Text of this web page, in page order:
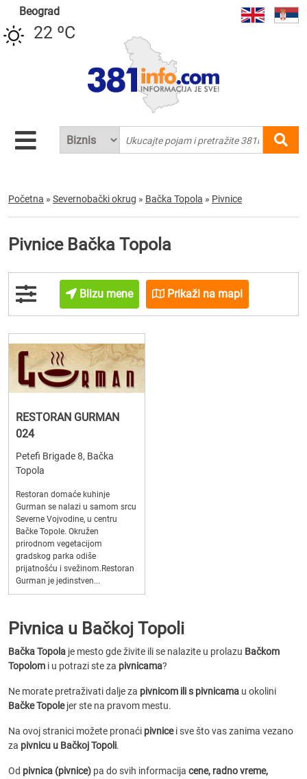
Beograd
22 ºC
Početna » Severnobački okrug » Bačka Topola » Pivnice
Pivnice Bačka Topola
Blizu mene Prikaži na mapi
RESTORAN GURMAN
024
Petefi Brigade 8, Bačka
Topola
Restoran domaće kuhinje
Gurman se nalazi u samom srcu
Severne Vojvodine, u centru
Bačke Topole. Okružen
prirodnom vegetacijom
gradskog parka odiše
prijatnošću i svežinom.Restoran
Gurman je jedinstven...
Pivnica u Bačkoj Topoli
Bačka Topola je mesto gde živite ili se nalazite u prolazu Bačkom
Topolom i u potrazi ste za pivnicama?
Ne morate pretraživati dalje za pivnicom ili s pivnicama u okolini
Bačke Topolejer ste na pravom mestu.
Na ovoj stranici možete pronaći pivnicei sve što vas zanima vezano
za pivnicu u Bačkoj Topoli.
Od pivnica (pivnice) pa do svih informacija cene, radno vreme,